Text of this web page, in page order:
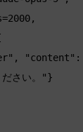
ださい。"}